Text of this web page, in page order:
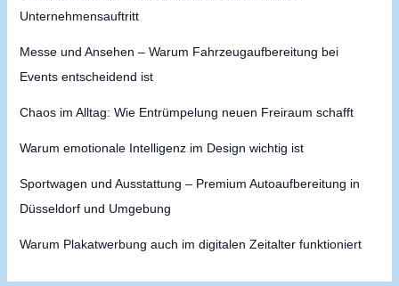
Unternehmensauftritt
Messe und Ansehen – Warum Fahrzeugaufbereitung bei
Events entscheidend ist
Chaos im Alltag: Wie Entrümpelung neuen Freiraum schafft
Warum emotionale Intelligenz im Design wichtig ist
Sportwagen und Ausstattung – Premium Autoaufbereitung in
Düsseldorf und Umgebung
Warum Plakatwerbung auch im digitalen Zeitalter funktioniert